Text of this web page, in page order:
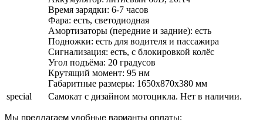
Время зарядки: 6-7 часов
Фара: есть, светодиодная
Амортизаторы (передние и задние): есть
Подножки: есть для водителя и пассажира
Сигнализация: есть, с блокировкой колёс
Угол подъёма: 20 градусов
Крутящий момент: 95 нм
Габаритные размеры: 1650х870х380 мм
special
Самокат с дизайном мотоцикла. Нет в наличии.
Мы предлагаем удобные варианты оплаты: